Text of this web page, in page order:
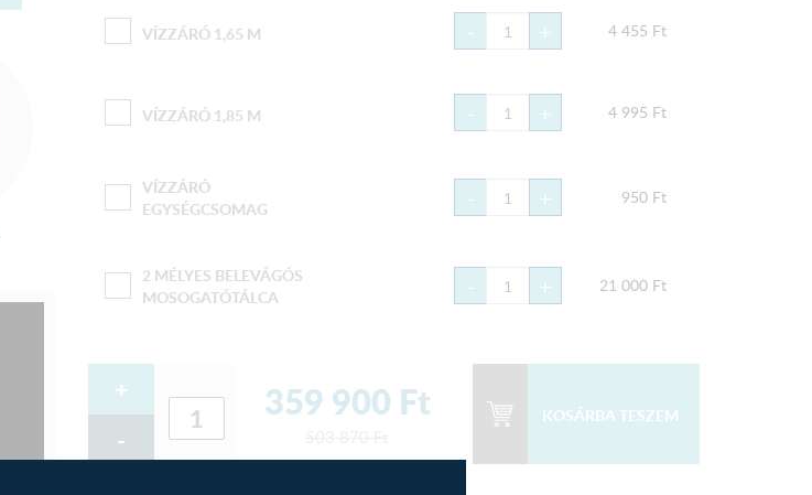
VÍZZÁRÓ 1,65 M - + 4 455 Ft
VÍZZÁRÓ 1,85 M - + 4 995 Ft
VÍZZÁRÓ
EGYSÉGCSOMAG
- + 950 Ft
2 MÉLYES BELEVÁGÓS
MOSOGATÓTÁLCA
- + 21 000 Ft
+
-
359 900 Ft